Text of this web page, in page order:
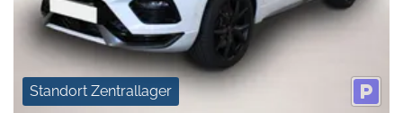
Standort Zentrallager